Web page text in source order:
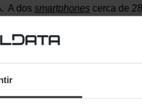
A dos smartphones cerca de
a dosportáteis
vai haver um
da nova geração, ao